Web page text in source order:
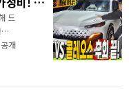
드
개
핀'